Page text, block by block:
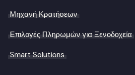
Μηχανή Κρατήσεων
Επιλογές Πληρωμών για Ξενοδοχεία
Smart Solutions